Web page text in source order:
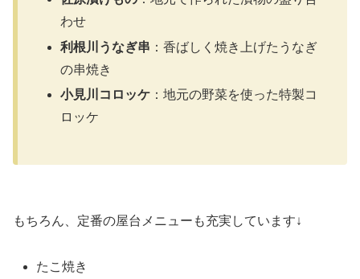
わせ
利根川うなぎ串 ：香ばしく焼き上げたうなぎ
の串焼き
小見川コロッケ ：地元の野菜を使った特製コ
ロッケ
もちろん、定番の屋台メニューも充実しています↓
たこ焼き